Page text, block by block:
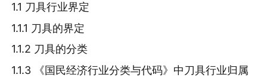
1.1 刀具行业界定
1.1.1 刀具的界定
1.1.2 刀具的分类
1.1.3 《国民经济行业分类与代码》中刀具行业归属